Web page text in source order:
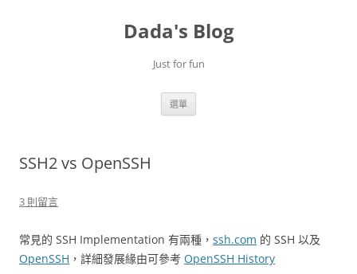
Dada's Blog
Just for fun
選單
SSH2 vs OpenSSH
3 則留言
常見的 SSH Implementation 有兩種， ssh.com 的 SSH 以及
OpenSSH ，詳細發展緣由可參考 OpenSSH History